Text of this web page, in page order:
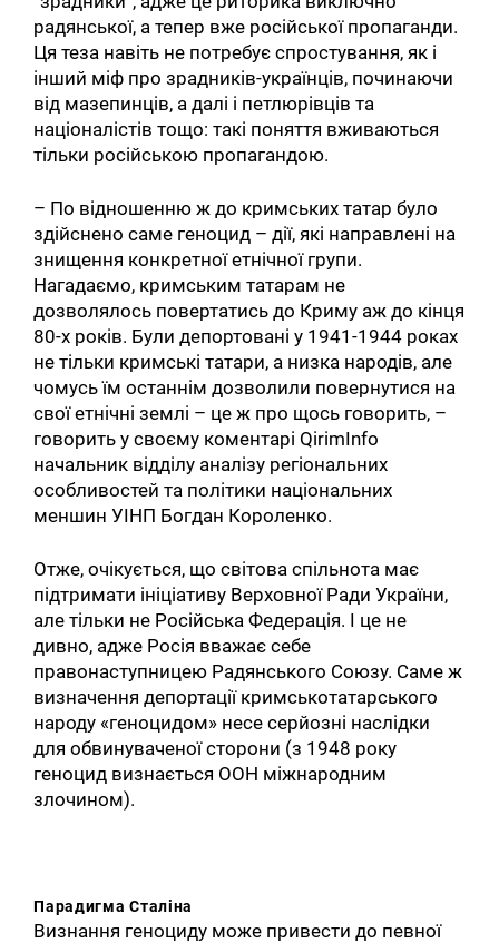
радянської, а тепер вже російської пропаганди.
Ця теза навіть не потребує спростування, як і
інший міф про зрадників-українців, починаючи
від мазепинців, а далі і петлюрівців та
націоналістів тощо: такі поняття вживаються
тільки російською пропагандою.
– По відношенню ж до кримських татар було
здійснено саме геноцид – дії, які направлені на
знищення конкретної етнічної групи.
Нагадаємо, кримським татарам не
дозволялось повертатись до Криму аж до кінця
80-х років. Були депортовані у 1941-1944 роках
не тільки кримські татари, а низка народів, але
чомусь їм останнім дозволили повернутися на
свої етнічні землі – це ж про щось говорить, –
говорить у своєму коментарі QirimInfo
начальник відділу аналізу регіональних
особливостей та політики національних
меншин УІНП Богдан Короленко.
Отже, очікується, що світова спільнота має
підтримати ініціативу Верховної Ради України,
але тільки не Російська Федерація. І це не
дивно, адже Росія вважає себе
правонаступницею Радянського Союзу. Саме ж
визначення депортації кримськотатарського
народу «геноцидом» несе серйозні наслідки
для обвинуваченої сторони (з 1948 року
геноцид визнається ООН міжнародним
злочином).
Парадигма Сталіна
Визнання геноциду може привести до певної